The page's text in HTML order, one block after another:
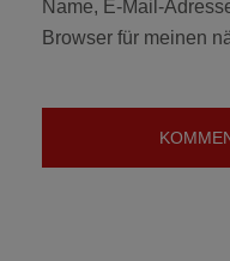
Name, E-Mail-
Browser für meinen